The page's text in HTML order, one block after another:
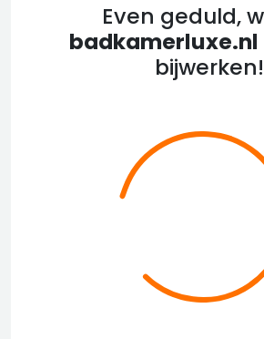
Even geduld,
badkamerluxe.nl
bijwerken!